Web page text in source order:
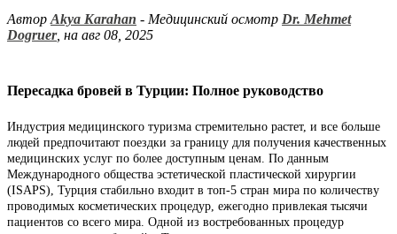
Автор Akya Karahan - Медицинский осмотр Dr. Mehmet
Dogruer, на авг 08, 2025
Пересадка бровей в Турции: Полное руководство
Индустрия медицинского туризма стремительно растет, и все больше
людей предпочитают поездки за границу для получения качественных
медицинских услуг по более доступным ценам. По данным
Международного общества эстетической пластической хирургии
(ISAPS), Турция стабильно входит в топ-5 стран мира по количеству
проводимых косметических процедур, ежегодно привлекая тысячи
пациентов со всего мира. Одной из востребованных процедур